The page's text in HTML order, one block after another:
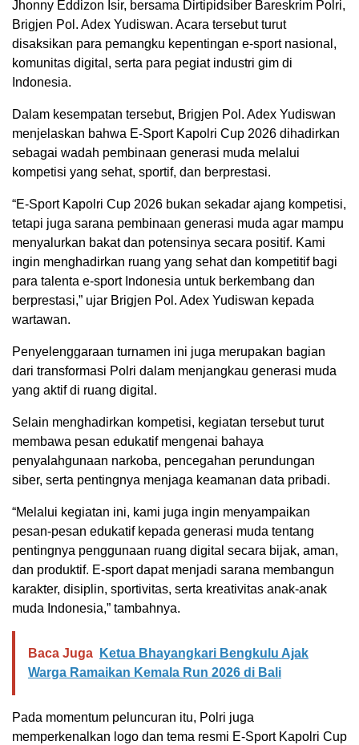
Jhonny Eddizon Isir, bersama Dirtipidsiber Bareskrim Polri,
Brigjen Pol. Adex Yudiswan. Acara tersebut turut
disaksikan para pemangku kepentingan e-sport nasional,
komunitas digital, serta para pegiat industri gim di
Indonesia.
Dalam kesempatan tersebut, Brigjen Pol. Adex Yudiswan
menjelaskan bahwa E-Sport Kapolri Cup 2026 dihadirkan
sebagai wadah pembinaan generasi muda melalui
kompetisi yang sehat, sportif, dan berprestasi.
“E-Sport Kapolri Cup 2026 bukan sekadar ajang kompetisi,
tetapi juga sarana pembinaan generasi muda agar mampu
menyalurkan bakat dan potensinya secara positif. Kami
ingin menghadirkan ruang yang sehat dan kompetitif bagi
para talenta e-sport Indonesia untuk berkembang dan
berprestasi,” ujar Brigjen Pol. Adex Yudiswan kepada
wartawan.
Penyelenggaraan turnamen ini juga merupakan bagian
dari transformasi Polri dalam menjangkau generasi muda
yang aktif di ruang digital.
Selain menghadirkan kompetisi, kegiatan tersebut turut
membawa pesan edukatif mengenai bahaya
penyalahgunaan narkoba, pencegahan perundungan
siber, serta pentingnya menjaga keamanan data pribadi.
“Melalui kegiatan ini, kami juga ingin menyampaikan
pesan-pesan edukatif kepada generasi muda tentang
pentingnya penggunaan ruang digital secara bijak, aman,
dan produktif. E-sport dapat menjadi sarana membangun
karakter, disiplin, sportivitas, serta kreativitas anak-anak
muda Indonesia,” tambahnya.
Baca Juga
Ketua Bhayangkari Bengkulu Ajak
Warga Ramaikan Kemala Run 2026 di Bali
Pada momentum peluncuran itu, Polri juga
memperkenalkan logo dan tema resmi E-Sport Kapolri Cup